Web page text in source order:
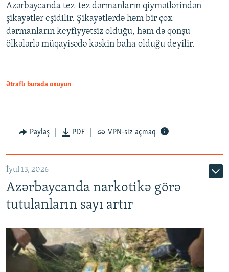
Azərbaycanda tez-tez dərmanların qiymətlərindən
şikayətlər eşidilir. Şikayətlərdə həm bir çox
dərmanların keyfiyyətsiz olduğu, həm də qonşu
ölkələrlə müqayisədə kəskin baha olduğu deyilir.
Ətraflı burada oxuyun
Paylaş PDF VPN-siz açmaq
İyul 13, 2026
Azərbaycanda narkotikə görə
tutulanların sayı artır